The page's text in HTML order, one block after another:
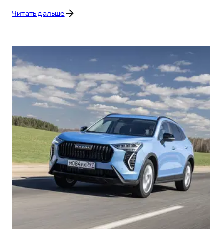
Читать дальше